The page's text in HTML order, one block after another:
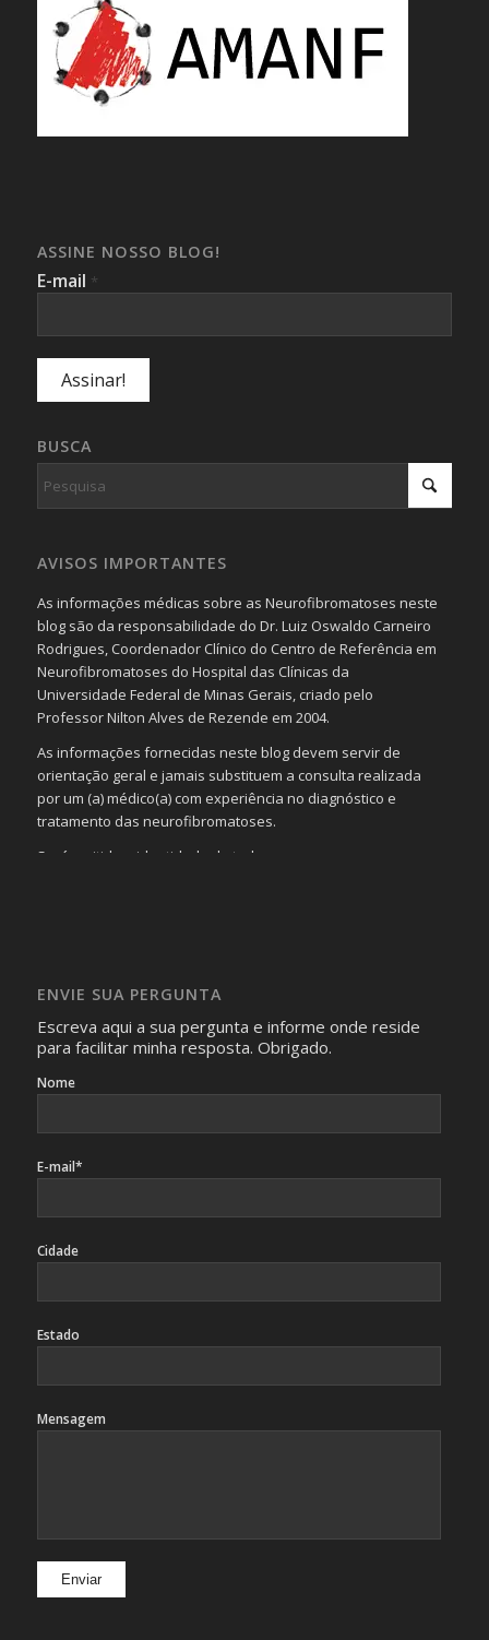
ASSINE NOSSO BLOG!
E-mail *
BUSCA
AVISOS IMPORTANTES
As informações médicas sobre as Neurofibromatoses neste
blog são da responsabilidade do Dr. Luiz Oswaldo Carneiro
Rodrigues, Coordenador Clínico do Centro de Referência em
Neurofibromatoses do Hospital das Clínicas da
Universidade Federal de Minas Gerais, criado pelo
Professor Nilton Alves de Rezende em 2004.
As informações fornecidas neste blog devem servir de
orientação geral e jamais substituem a consulta realizada
por um (a) médico(a) com experiência no diagnóstico e
tratamento das neurofibromatoses.
Será omitida a identidade de todas as pessoas que
identificação da pessoa fotografada.
ENVIE SUA PERGUNTA
Escreva aqui a sua pergunta e informe onde reside
para facilitar minha resposta. Obrigado.
Nome
E-mail*
Cidade
Estado
Mensagem